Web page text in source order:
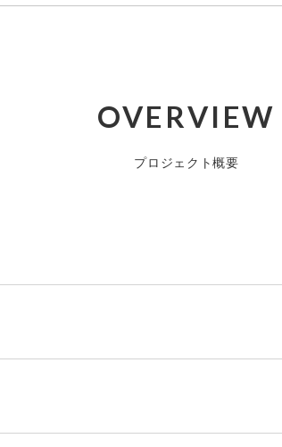
OVERVIEW
プロジェクト概要